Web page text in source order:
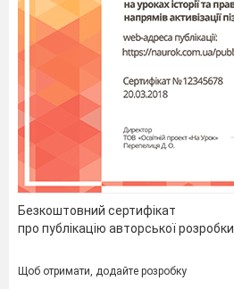
Безкоштовний сертифікат
про публікацію авторської розробки
Щоб отримати, додайте розробку